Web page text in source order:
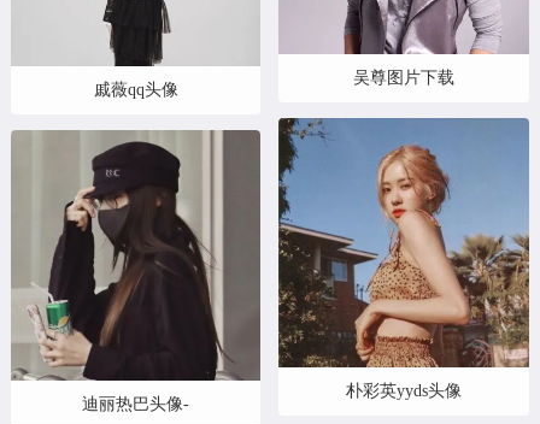
戚薇qq头像
迪丽热巴头像-
吴尊图片下载
朴彩英yyds头像